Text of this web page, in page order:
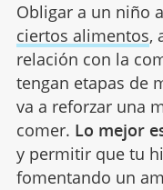
Obligar a un niño
ciertos alimentos,
relación con la
tengan etapas de
va a reforzar una
comer. Lo mejor
y permitir que tu
fomentando un